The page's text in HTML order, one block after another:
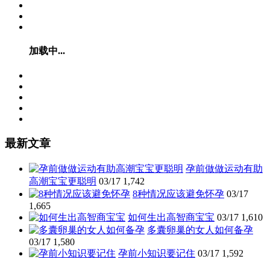
加载中...
最新文章
孕前做做运动有助
高潮宝宝更聪明 03/17 1,742
8种情况应该避免怀孕 03/17
1,665
如何生出高智商宝宝 03/17 1,610
多囊卵巢的女人如何备孕
03/17 1,580
孕前小知识要记住 03/17 1,592